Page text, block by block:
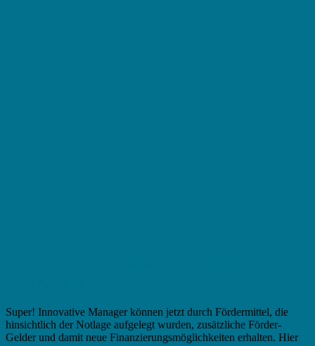
Super! Innovative Manager können jetzt durch Fördermittel, die
hinsichtlich der Notlage aufgelegt wurden, zusätzliche Förder-
Gelder und damit neue Finanzierungsmöglichkeiten erhalten. Hier